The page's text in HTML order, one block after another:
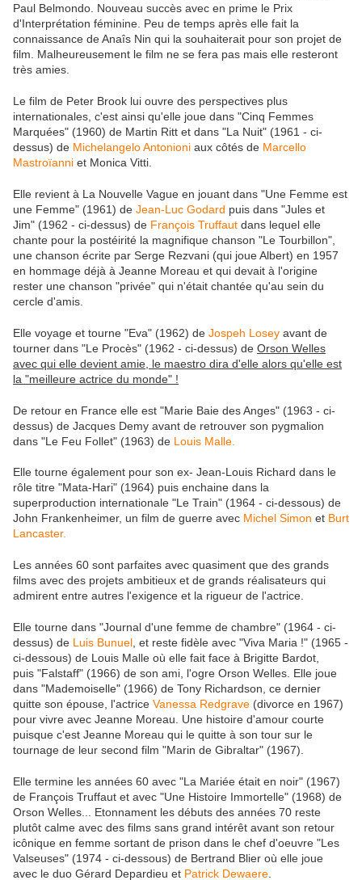
Paul Belmondo. Nouveau succès avec en prime le Prix
d'Interprétation féminine. Peu de temps après elle fait la
connaissance de Anaîs Nin qui la souhaiterait pour son projet de
film. Malheureusement le film ne se fera pas mais elle resteront
très amies.
Le film de Peter Brook lui ouvre des perspectives plus
internationales, c'est ainsi qu'elle joue dans "Cinq Femmes
Marquées" (1960) de Martin Ritt et dans "La Nuit" (1961 - ci-
dessus) de Michelangelo Antonioni aux côtés de Marcello
Mastroïanni et Monica Vitti.
Elle revient à La Nouvelle Vague en jouant dans "Une Femme est
une Femme" (1961) de Jean-Luc Godard puis dans "Jules et
Jim" (1962 - ci-dessus) de François Truffaut dans lequel elle
chante pour la postéirité la magnifique chanson "Le Tourbillon",
une chanson écrite par Serge Rezvani (qui joue Albert) en 1957
en hommage déjà à Jeanne Moreau et qui devait à l'origine
rester une chanson "privée" qui n'était chantée qu'au sein du
cercle d'amis.
Elle voyage et tourne "Eva" (1962) de Jospeh Losey avant de
tourner dans "Le Procès" (1962 - ci-dessus) de Orson Welles
avec qui elle devient amie, le maestro dira d'elle alors qu'elle est
la "meilleure actrice du monde" !
De retour en France elle est "Marie Baie des Anges" (1963 - ci-
dessus) de Jacques Demy avant de retrouver son pygmalion
dans "Le Feu Follet" (1963) de Louis Malle.
Elle tourne également pour son ex- Jean-Louis Richard dans le
rôle titre "Mata-Hari" (1964) puis enchaine dans la
superproduction internationale "Le Train" (1964 - ci-dessous) de
John Frankenheimer, un film de guerre avec Michel Simon et Burt
Lancaster.
Les années 60 sont parfaites avec quasiment que des grands
films avec des projets ambitieux et de grands réalisateurs qui
admirent entre autres l'exigence et la rigueur de l'actrice.
Elle tourne dans "Journal d'une femme de chambre" (1964 - ci-
dessus) de Luis Bunuel , et reste fidèle avec "Viva Maria !" (1965 -
ci-dessous) de Louis Malle où elle fait face à Brigitte Bardot,
puis "Falstaff" (1966) de son ami, l'ogre Orson Welles. Elle joue
dans "Mademoiselle" (1966) de Tony Richardson, ce dernier
quitte son épouse, l'actrice Vanessa Redgrave (divorce en 1967)
pour vivre avec Jeanne Moreau. Une histoire d'amour courte
puisque c'est Jeanne Moreau qui le quitte à son tour sur le
tournage de leur second film "Marin de Gibraltar" (1967).
Elle termine les années 60 avec "La Mariée était en noir" (1967)
de François Truffaut et avec "Une Histoire Immortelle" (1968) de
Orson Welles... Etonnament les débuts des années 70 reste
plutôt calme avec des films sans grand intérêt avant son retour
icônique en femme sortant de prison dans le chef d'oeuvre "Les
Valseuses" (1974 - ci-dessous) de Bertrand Blier où elle joue
avec le duo Gérard Depardieu et Patrick Dewaere